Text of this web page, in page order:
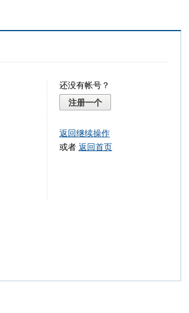
还没有帐号？
注册一个
返回继续操作
或者 返回首页